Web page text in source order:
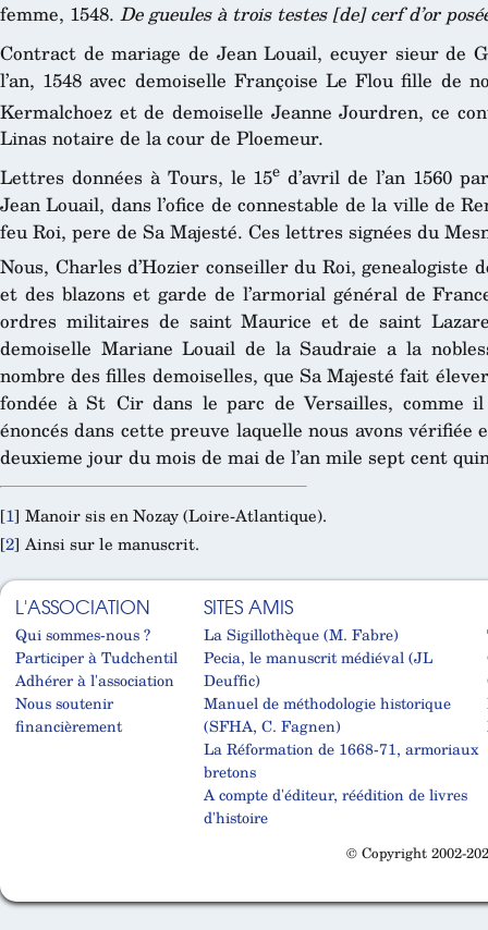
femme, 1548. De gueules à trois testes [de] cerf d’or
Contract de mariage de Jean Louail, ecuyer sieur de
l’an, 1548 avec demoiselle Françoise Le Flou fille de
Kermalchoez et de demoiselle Jeanne Jourdren, ce
Linas notaire de la cour de Ploemeur.
Lettres données à Tours, le 15e d’avril de l’an 1560
Jean Louail, dans l’ofice de connestable de la ville de
feu Roi, pere de Sa Majesté. Ces lettres signées du
Nous, Charles d’Hozier conseiller du Roi, genealogiste
et des blazons et garde de l’armorial général de
ordres militaires de saint Maurice et de saint
demoiselle Mariane Louail de la Saudraie a la
nombre des filles demoiselles, que Sa Majesté fait
fondée à St Cir dans le parc de Versailles, comme
énoncés dans cette preuve laquelle nous avons
deuxieme jour du mois de mai de l’an mile sept cent
[1] Manoir sis en Nozay (Loire-Atlantique).
[2] Ainsi sur le manuscrit.
L'ASSOCIATION
Qui sommes-nous ?
Participer à Tudchentil
Adhérer à l'association
Nous soutenir
financièrement
SITES AMIS
La Sigillothèque (M. Fabre)
Pecia, le manuscrit médiéval (JL
Deuffic)
Manuel de méthodologie historique
(SFHA, C. Fagnen)
La Réformation de 1668-71, armoriaux
bretons
A compte d'éditeur, réédition de livres
d'histoire
© Copyright 2002-